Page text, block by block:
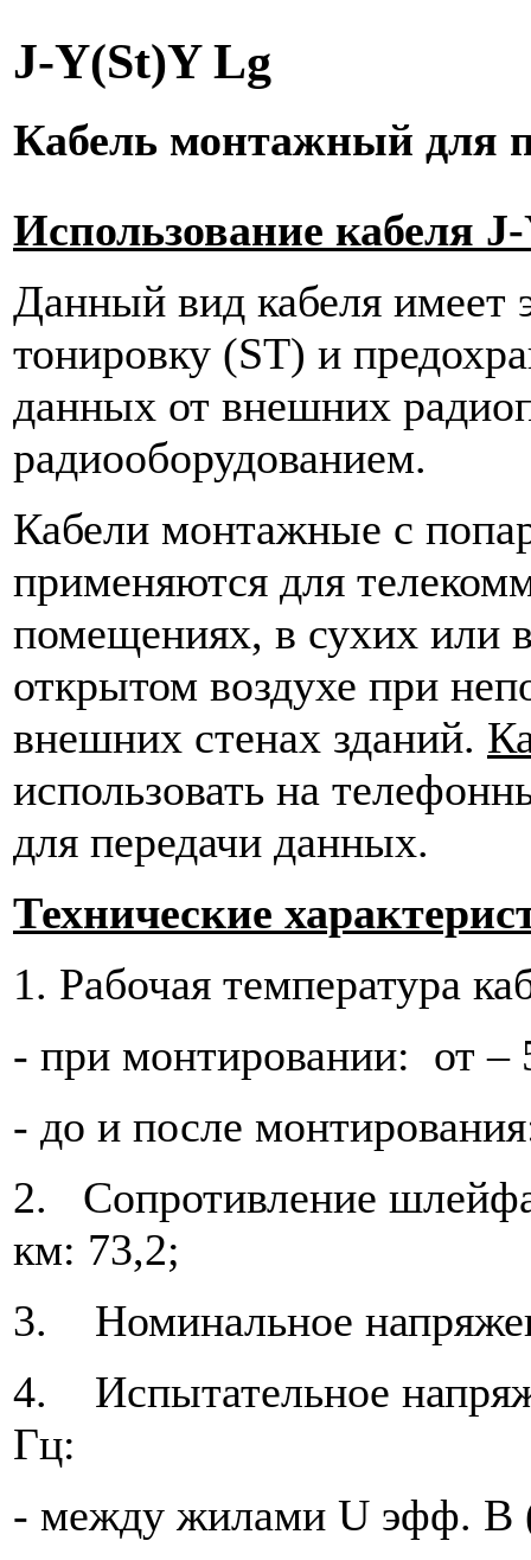
J-Y(St)Y Lg
Кабель монтажный для
Использование кабеля
Данный вид кабеля имеет
тонировку (ST) и
данных от внешних
радиооборудованием.
Кабели монтажные с
применяются для
помещениях, в сухих или
открытом воздухе при
внешних стенах зданий.
использовать на
для передачи данных.
Технические
1. Рабочая температура
- при монтировании: от –
- до и после
2. Сопротивление
км: 73,2;
3. Номинальное
4. Испытательное
Гц:
- между жилами U эфф. В